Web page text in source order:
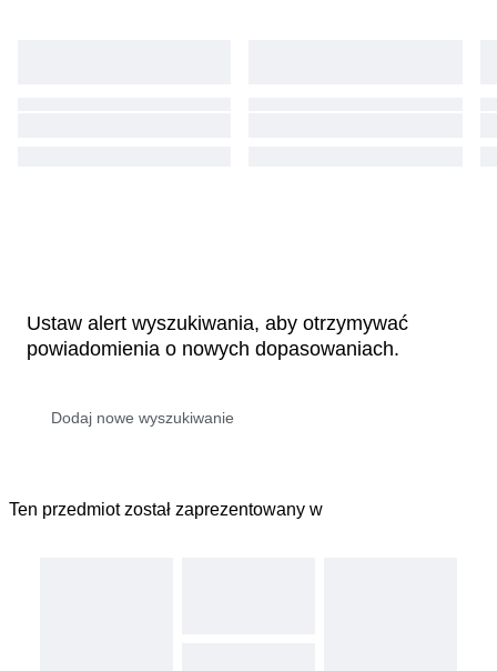
Ustaw alert wyszukiwania, aby otrzymywać
powiadomienia o nowych dopasowaniach.
Ten przedmiot został zaprezentowany w